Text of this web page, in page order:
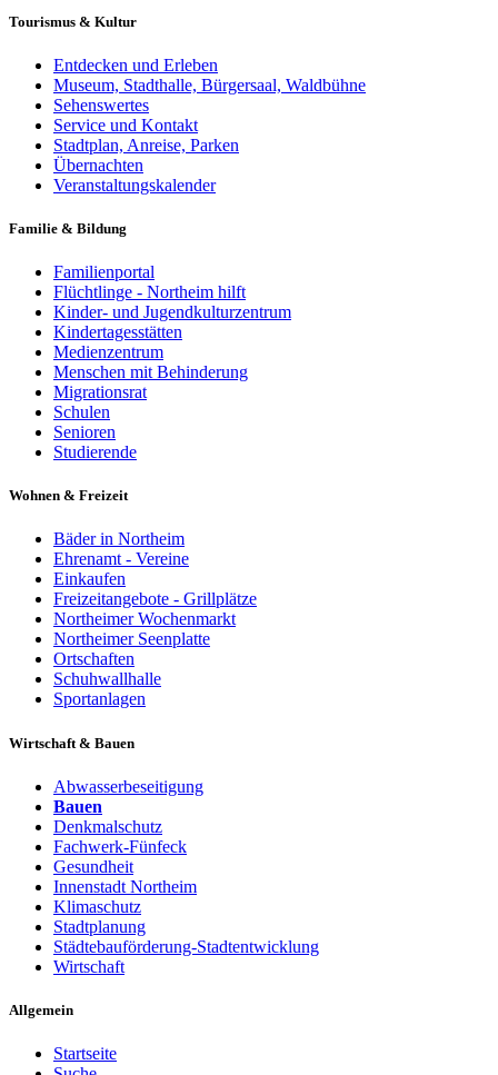
Tourismus & Kultur
Entdecken und Erleben
Museum, Stadthalle, Bürgersaal, Waldbühne
Sehenswertes
Service und Kontakt
Stadtplan, Anreise, Parken
Übernachten
Veranstaltungskalender
Familie & Bildung
Familienportal
Flüchtlinge - Northeim hilft
Kinder- und Jugendkulturzentrum
Kindertagesstätten
Medienzentrum
Menschen mit Behinderung
Migrationsrat
Schulen
Senioren
Studierende
Wohnen & Freizeit
Bäder in Northeim
Ehrenamt - Vereine
Einkaufen
Freizeitangebote - Grillplätze
Northeimer Wochenmarkt
Northeimer Seenplatte
Ortschaften
Schuhwallhalle
Sportanlagen
Wirtschaft & Bauen
Abwasserbeseitigung
Bauen
Denkmalschutz
Fachwerk-Fünfeck
Gesundheit
Innenstadt Northeim
Klimaschutz
Stadtplanung
Städtebauförderung-Stadtentwicklung
Wirtschaft
Allgemein
Startseite